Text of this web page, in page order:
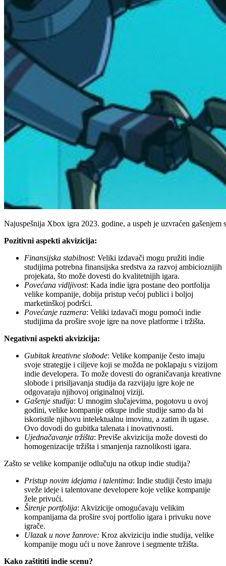
Najuspešnija Xbox igra 2023. godine, a uspeh je uzvraćen
Pozitivni aspekti akvizicija:
Finansijska stabilnost: Veliki izdavači mogu pružiti indie
studijima potrebna finansijska sredstva za razvoj ambicioznijih
projekata, što može dovesti do kvalitetnijih igara.
Povećana vidljivost: Kada indie igra postane deo portfolija
velike kompanije, dobija pristup većoj publici i boljoj
marketinškoj podršci.
Povećanje razmera: Veliki izdavači mogu pomoći indie
studijima da prošire svoje igre na nove platforme i tržišta.
Negativni aspekti akvizicija:
Gubitak kreativne slobode: Velike kompanije često imaju
svoje strategije i ciljeve koji se možda ne poklapaju s vizijom
indie developera. To može dovesti do ograničavanja kreativne
slobode i prisiljavanja studija da razvijaju igre koje ne
odgovaraju njihovoj originalnoj viziji.
Gašenje studija: U mnogim slučajevima, pogotovu u ovoj
godini, velike kompanije otkupe indie studije samo da bi
iskoristile njihovu intelektualnu imovinu, a zatim ih ugase.
Ovo dovodi do gubitka talenata i inovativnosti.
Ujednačavanje tržišta: Previše akvizicija može dovesti do
homogenizacije tržišta i smanjenja raznolikosti igara.
Zašto se velike kompanije odlučuju na otkup indie studija?
Pristup novim idejama i talentima: Indie studiji često imaju
sveže ideje i talentovane developere koje velike kompanije
žele privući.
Širenje portfolija: Akvizicije omogućavaju velikim
kompanijama da prošire svoj portfolio igara i privuku nove
igrače.
Ulazak u nove žanrove: Kroz akviziciju indie studija, velike
kompanije mogu ući u nove žanrove i segmente tržišta.
Kako zaštititi indie scenu?